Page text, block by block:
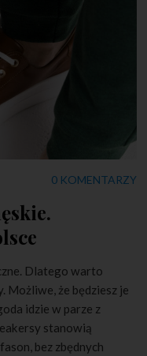
0 KOMENTARZY
Dlatego warto
Możliwe, że będziesz je
idzie w parze z
stanowią
bez zbędnych